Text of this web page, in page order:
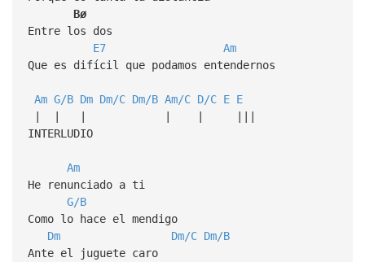
Bø
Entre los dos
E7
Am
Que es difícil que podamos entendernos
Am G/B Dm Dm/C Dm/B Am/C D/C E E
| | | | | |||
INTERLUDIO
Am
He renunciado a ti
G/B
Como lo hace el mendigo
Dm
Dm/C Dm/B
Ante el juguete caro